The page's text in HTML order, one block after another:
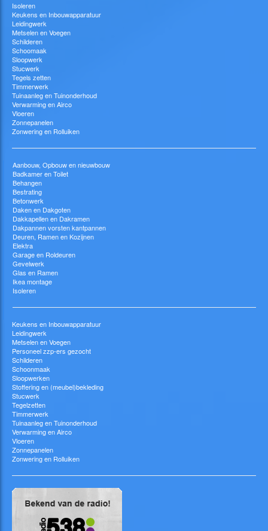
Isoleren
Keukens en Inbouwapparatuur
Leidingwerk
Metselen en Voegen
Schilderen
Schoomaak
Sloopwerk
Stucwerk
Tegels zetten
Timmerwerk
Tuinaanleg en Tuinonderhoud
Verwarming en Airco
Vloeren
Zonnepanelen
Zonwering en Rolluiken
Aanbouw, Opbouw en nieuwbouw
Badkamer en Toilet
Behangen
Bestrating
Betonwerk
Daken en Dakgoten
Dakkapellen en Dakramen
Dakpannen vorsten kantpannen
Deuren, Ramen en Kozijnen
Elektra
Garage en Roldeuren
Gevelwerk
Glas en Ramen
Ikea montage
Isoleren
Keukens en Inbouwapparatuur
Leidingwerk
Metselen en Voegen
Personeel zzp-ers gezocht
Schilderen
Schoonmaak
Sloopwerken
Stoffering en (meubel)bekleding
Stucwerk
Tegelzetten
Timmerwerk
Tuinaanleg en Tuinonderhoud
Verwarming en Airco
Vloeren
Zonnepanelen
Zonwering en Rolluiken